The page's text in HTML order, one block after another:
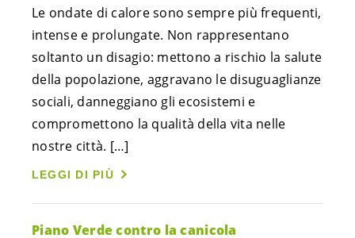
Le ondate di calore sono sempre più frequenti,
intense e prolungate. Non rappresentano
soltanto un disagio: mettono a rischio la salute
della popolazione, aggravano le disuguaglianze
sociali, danneggiano gli ecosistemi e
compromettono la qualità della vita nelle
nostre città. […]
LEGGI DI PIÙ
Piano Verde contro la canicola